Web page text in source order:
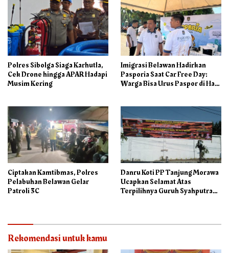
Polres Sibolga Siaga Karhutla,
Cek Drone hingga APAR Hadapi
Musim Kering
Imigrasi Belawan Hadirkan
Pasporia Saat Car Free Day:
Warga Bisa Urus Paspor di Hari
Ciptakan Kamtibmas, Polres
Pelabuhan Belawan Gelar
Patroli 3C
Danru Koti PP Tanjung Morawa
Ucapkan Selamat Atas
Terpilihnya Guruh Syahputra
Rekomendasi untuk kamu